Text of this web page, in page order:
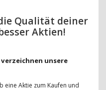
Qualität deiner
Aktien!
unsere
eine Aktie zum Kaufen und